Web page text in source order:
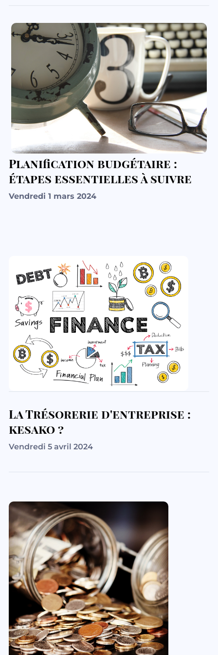
Planification budgétaire :
étapes essentielles à suivre
Vendredi 1 mars 2024
La Trésorerie d'entreprise :
kesako ?
Vendredi 5 avril 2024